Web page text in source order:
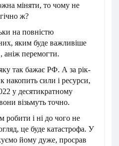
міняти, то чому не
ж?
на повністю
яким буде важливіше
перемогти.
так бажає РФ. А за рік-
накопить сили і ресурси,
у десятикратному
візьмуть точно.
і ні до чого не
це буде катастрофа. У
йому дуже, просрав